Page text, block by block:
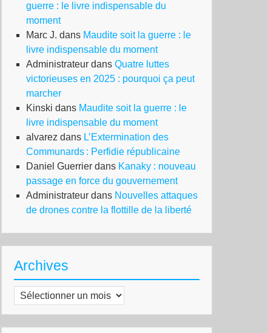
guerre : le livre indispensable du
moment
Marc J. dans Maudite soit la guerre : le
livre indispensable du moment
Administrateur dans Quatre luttes
victorieuses en 2025 : pourquoi ça peut
marcher
Kinski dans Maudite soit la guerre : le
livre indispensable du moment
alvarez dans L’Extermination des
Communards : Perfidie républicaine
Daniel Guerrier dans Kanaky : nouveau
passage en force du gouvernement
Administrateur dans Nouvelles attaques
de drones contre la flottille de la liberté
Archives
Archives